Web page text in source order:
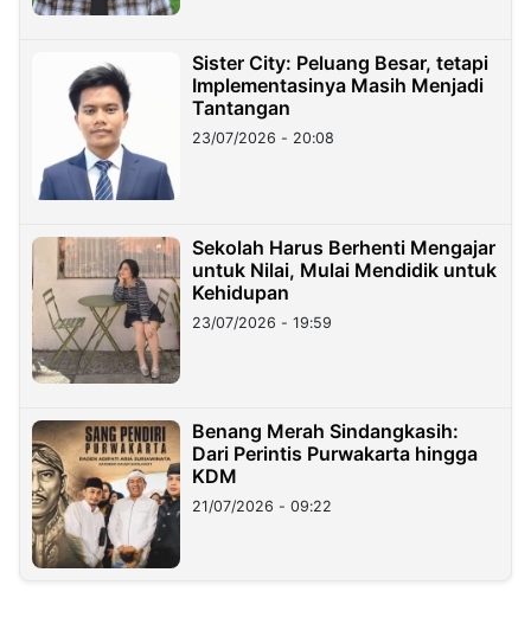
Sister City: Peluang Besar, tetapi
Implementasinya Masih Menjadi
Tantangan
23/07/2026 - 20:08
Sekolah Harus Berhenti Mengajar
untuk Nilai, Mulai Mendidik untuk
Kehidupan
23/07/2026 - 19:59
Benang Merah Sindangkasih:
Dari Perintis Purwakarta hingga
KDM
21/07/2026 - 09:22